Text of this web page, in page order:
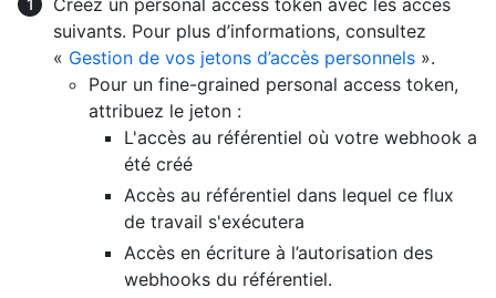
Créez un personal access token avec les accès
suivants. Pour plus d’informations, consultez
« Gestion de vos jetons d’accès personnels ».
Pour un fine-grained personal access token,
attribuez le jeton :
L'accès au référentiel où votre webhook a
été créé
Accès au référentiel dans lequel ce flux
de travail s'exécutera
Accès en écriture à l’autorisation des
webhooks du référentiel.